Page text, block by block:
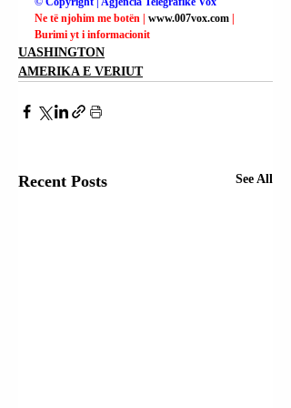
Ne të njohim me botën | www.007vox.com |
Burimi yt i informacionit
UASHINGTON
AMERIKA E VERIUT
Recent Posts See All